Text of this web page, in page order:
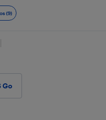
(9)
Go